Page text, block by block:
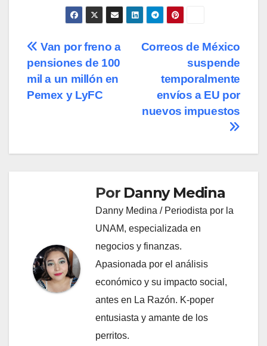
Navegación
de
entradas
Correos de México
suspende
temporalmente
envíos a EU por
nuevos impuestos
Van por freno a
pensiones de 100
mil a un millón en
Pemex y LyFC
Por Danny Medina
Danny Medina / Periodista por la
UNAM, especializada en
negocios y finanzas.
Apasionada por el análisis
económico y su impacto social,
antes en La Razón. K-poper
entusiasta y amante de los
perritos.